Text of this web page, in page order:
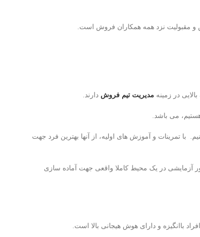
و مقبولیت نزد همه همکاران فروش است.
در زمینه مدیریت تیم فروش دارند.
می باشد.
با تمرینات و آموزش های اولیه، از آنها بهترین فرد جهت
در یک محیط کاملا واقعی جهت آماده سازی
باانگیزه و دارای هوش هیجانی بالا است.